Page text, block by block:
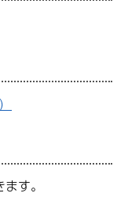
す。